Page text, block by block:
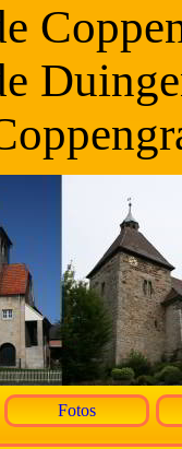
Fotos